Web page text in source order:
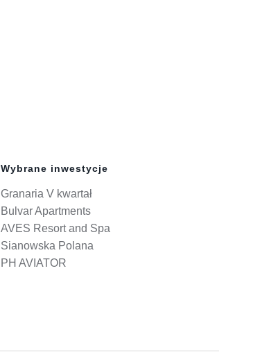
Wybrane inwestycje
Granaria V kwartał
Bulvar Apartments
AVES Resort and Spa
Sianowska Polana
PH AVIATOR